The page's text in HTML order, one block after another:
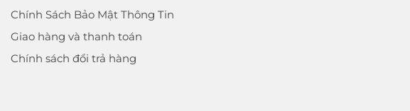
Chính Sách Bảo Mật Thông Tin
Giao hàng và thanh toán
Chính sách đổi trả hàng